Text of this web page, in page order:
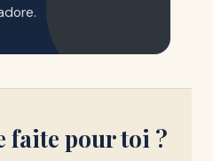
faite pour toi ?